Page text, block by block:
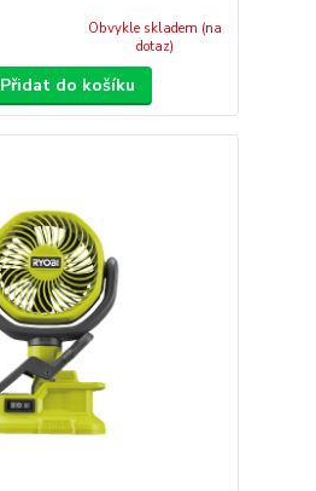
Obvykle skladem (na
dotaz)
Přidat do košíku